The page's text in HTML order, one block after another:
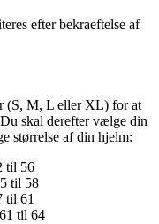
efter bekraeftelse af
(S, M, L eller XL) for at
skal derefter vælge din
størrelse af din hjelm:
til 56
til 58
til 61
til 64